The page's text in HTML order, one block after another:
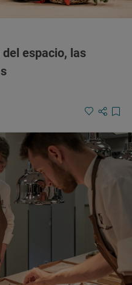
espacio, las